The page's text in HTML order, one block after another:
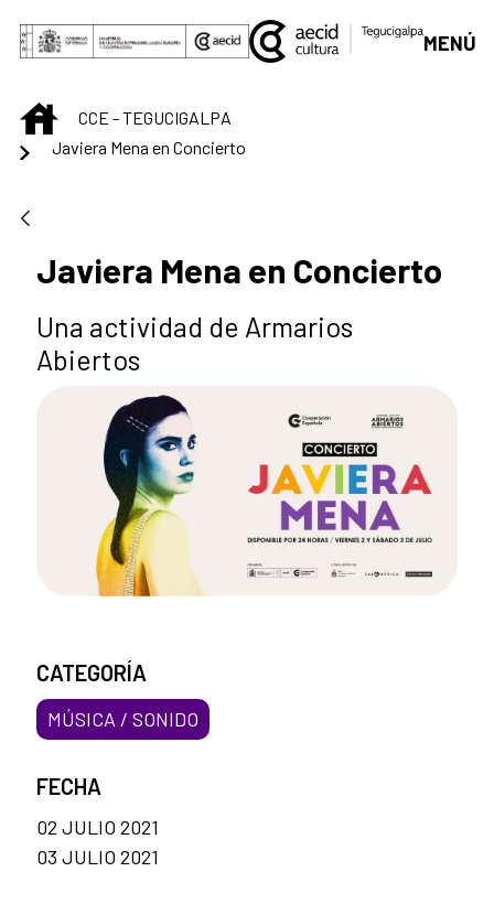
Saltar al contenido principal
MENÚ
INICIOCCE - TEGUCIGALPA
Javiera Mena en Concierto
Javiera Mena en Concierto
Una actividad de Armarios
Abiertos
CATEGORÍA
MÚSICA / SONIDO
FECHA
02 JULIO 2021
03 JULIO 2021